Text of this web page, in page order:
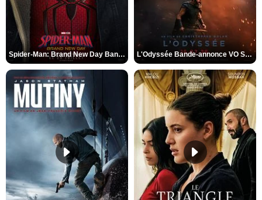
Spider-Man: Brand New Day Bande-annonce VO STFR L'Odyssée Bande-annonce VO STFR